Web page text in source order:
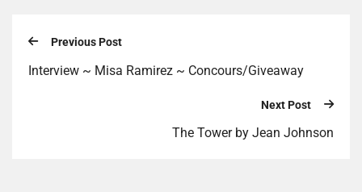
Previous Post
Interview ~ Misa Ramirez ~ Concours/Giveaway
Next Post
The Tower by Jean Johnson